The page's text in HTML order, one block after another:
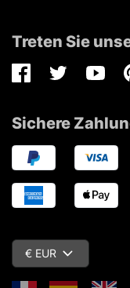
Treten Sie
FacebookTwitter
Sichere
€ EUR